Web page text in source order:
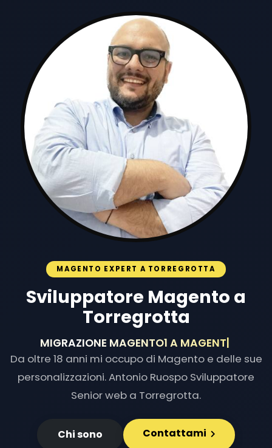
MAGENTO EXPERT A TORREGROTTA
Sviluppatore Magento a
Torregrotta
MIGRAZIONE MAGENTO1 A MAGENTO2
Da oltre 18 anni mi occupo di Magento e delle sue
personalizzazioni. Antonio Ruospo Sviluppatore
Senior web a Torregrotta.
Chi sono Contattami